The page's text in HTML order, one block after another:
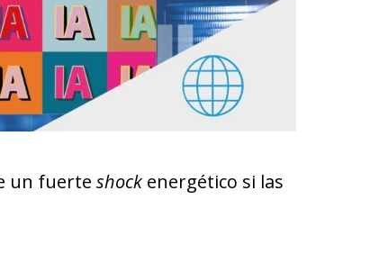
un fuerte shock energético si las